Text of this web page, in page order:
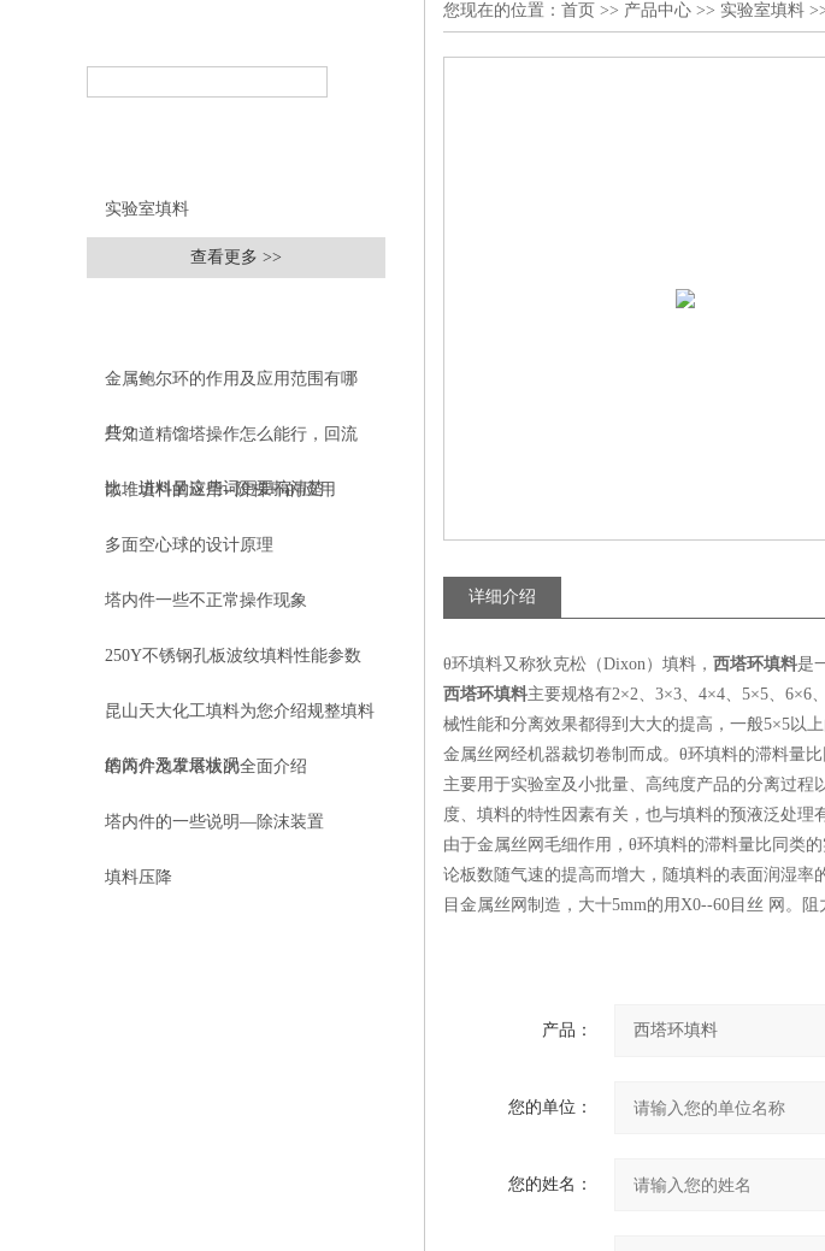
实验室填料
查看更多 >>
金属鲍尔环的作用及应用范围有哪
些？
只知道精馏塔操作怎么能行，回流
比、进料量这些词更要搞清楚
散堆填料的应用--阶梯环的应用
多面空心球的设计原理
塔内件一些不正常操作现象
250Y不锈钢孔板波纹填料性能参数
昆山天大化工填料为您介绍规整填料
的简介及发展状况
塔内件泡罩塔板的全面介绍
塔内件的一些说明—除沫装置
填料压降
您现在的位置： 首页 >> 产品中心 >> 实验室填料
详细介绍
θ环填料又称狄克松（Dixon）填料， 西塔环填料是
西塔环填料主要规格有2×2、3×3、4×4、5×5、6×6
械性能和分离效果都得到大大的提高，一般5×5以
金属丝网经机器裁切卷制而成。θ环填料的滞料量
主要用于实验室及小批量、高纯度产品的分离过
度、填料的特性因素有关，也与填料的预液泛处理
由于金属丝网毛细作用，θ环填料的滞料量比同类
论板数随气速的提高而增大，随填料的表面润湿
目金属丝网制造，大十5mm的用X0--60目丝 网。
产品：
您的单位：
您的姓名：